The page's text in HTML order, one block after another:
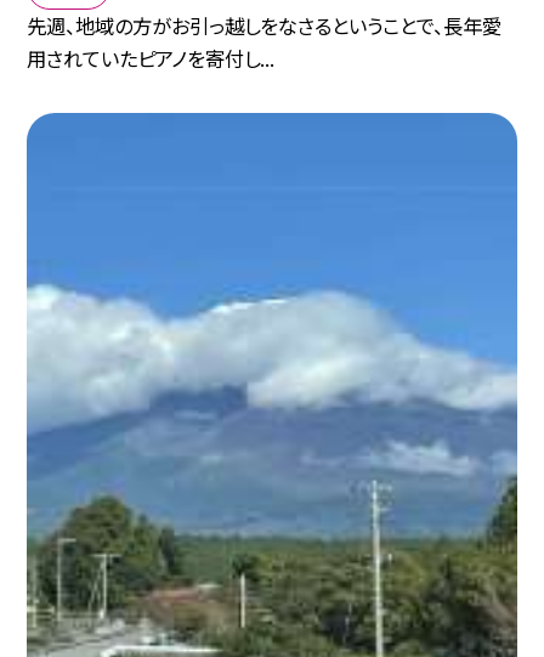
先週、地域の方がお引っ越しをなさるということで、長年愛
用されていたピアノを寄付し...